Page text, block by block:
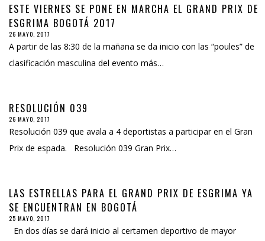
ESTE VIERNES SE PONE EN MARCHA EL GRAND PRIX DE
ESGRIMA BOGOTÁ 2017
26 MAYO, 2017
A partir de las 8:30 de la mañana se da inicio con las “poules” de
clasificación masculina del evento más…
RESOLUCIÓN 039
26 MAYO, 2017
Resolución 039 que avala a 4 deportistas a participar en el Gran
Prix de espada. Resolución 039 Gran Prix…
LAS ESTRELLAS PARA EL GRAND PRIX DE ESGRIMA YA
SE ENCUENTRAN EN BOGOTÁ
25 MAYO, 2017
En dos días se dará inicio al certamen deportivo de mayor